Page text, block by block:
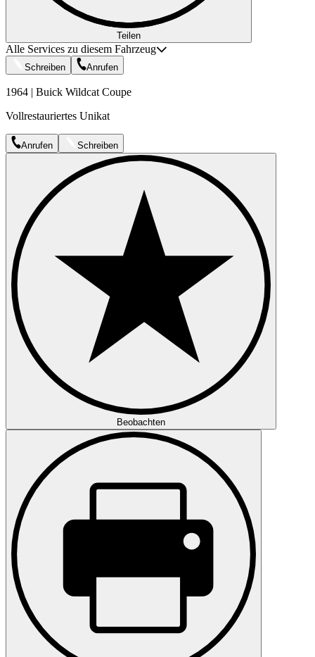
Teilen
Alle Services zu diesem Fahrzeug
Schreiben Anrufen
1964 | Buick Wildcat Coupe
Vollrestauriertes Unikat
Anrufen Schreiben
Beobachten